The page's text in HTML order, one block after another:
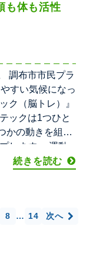
も体も活性
調布市市民プラ
すい気候になっ
ク（脳トレ）』
ックは1つひと
かの動きを組み
します。 運動
体も同時に使う
続きを読む
8 … 14 次へ